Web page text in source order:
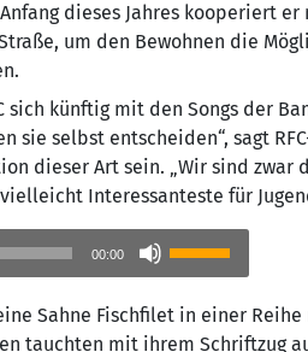
dieses Jahres kooperiert
um den Bewohnen die
sich künftig mit den Songs der
sie selbst entscheiden“, sagt
dieser Art sein. „Wir sind zwar
Interessanteste für
00:00
Hoch/Runter
um
Sahne Fischfilet in einer Reihe
tauchten mit ihrem Schriftzug